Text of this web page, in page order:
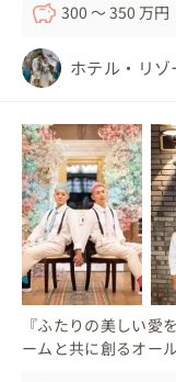
300 〜 350 万円
ホテル・リゾ
『ふたりの美しい愛
ームと共に創るオー